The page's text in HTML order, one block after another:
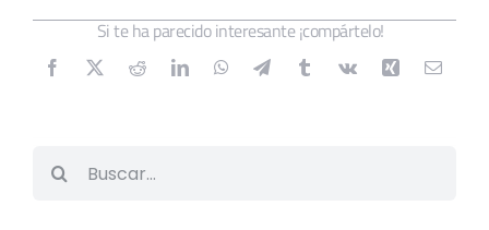
Si te ha parecido interesante ¡compártelo!
Buscar: